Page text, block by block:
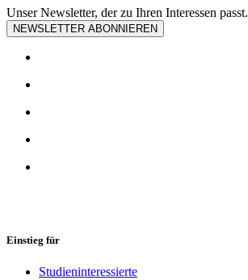
Unser Newsletter, der zu Ihren Interessen passt.
NEWSLETTER ABONNIEREN
Einstieg für
Studieninteressierte